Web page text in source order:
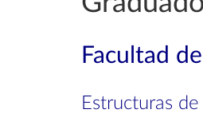
Facultad
Estructuras